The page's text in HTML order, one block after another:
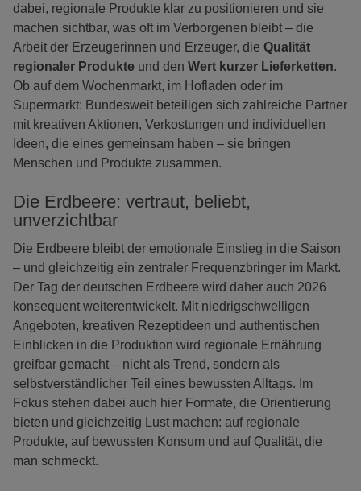
dabei, regionale Produkte klar zu positionieren und sie
machen sichtbar, was oft im Verborgenen bleibt – die
Arbeit der Erzeugerinnen und Erzeuger, die Qualität
regionaler Produkte und den Wert kurzer Lieferketten.
Ob auf dem Wochenmarkt, im Hofladen oder im
Supermarkt: Bundesweit beteiligen sich zahlreiche Partner
mit kreativen Aktionen, Verkostungen und individuellen
Ideen, die eines gemeinsam haben – sie bringen
Menschen und Produkte zusammen.
Die Erdbeere: vertraut, beliebt,
unverzichtbar
Die Erdbeere bleibt der emotionale Einstieg in die Saison
– und gleichzeitig ein zentraler Frequenzbringer im Markt.
Der Tag der deutschen Erdbeere wird daher auch 2026
konsequent weiterentwickelt. Mit niedrigschwelligen
Angeboten, kreativen Rezeptideen und authentischen
Einblicken in die Produktion wird regionale Ernährung
greifbar gemacht – nicht als Trend, sondern als
selbstverständlicher Teil eines bewussten Alltags. Im
Fokus stehen dabei auch hier Formate, die Orientierung
bieten und gleichzeitig Lust machen: auf regionale
Produkte, auf bewussten Konsum und auf Qualität, die
man schmeckt.